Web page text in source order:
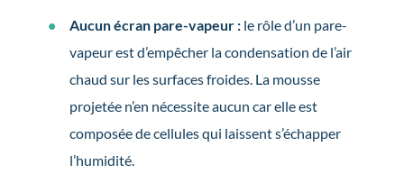
Aucun écran pare-vapeur :le rôle d’un pare-
vapeur est d’empêcher la condensation de l’air
chaud sur les surfaces froides. La mousse
projetée n’en nécessite aucun car elle est
composée de cellules qui laissent s’échapper
l’humidité.